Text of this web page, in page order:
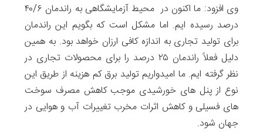
وی افزود: ما اکنون در محیط آزمایشگاهی به راندمان ۴۰/۶
درصد رسیده ایم. اما مشکل است که بگویم این راندمان
برای تولید تجاری به اندازه کافی ارزان خواهد بود. به همین
دلیل فعلاً راندمان ۲۵ درصد را برای محصولات تجاری در
نظر گرفته ایم. ما امیدواریم تولید برق کم هزینه از طریق این
نوع از پنل های خورشیدی موجب کاهش مصرف سوخت
های فسیلی و کاهش اثرات مخرب تغییرات آب و هوایی در
جهان شود.